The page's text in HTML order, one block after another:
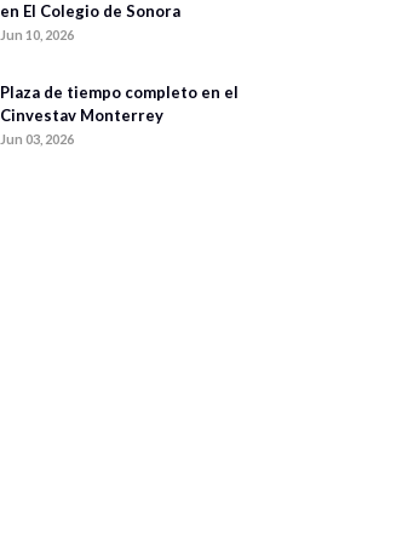
en El Colegio de Sonora
Jun 10, 2026
Plaza de tiempo completo en el
Cinvestav Monterrey
Jun 03, 2026